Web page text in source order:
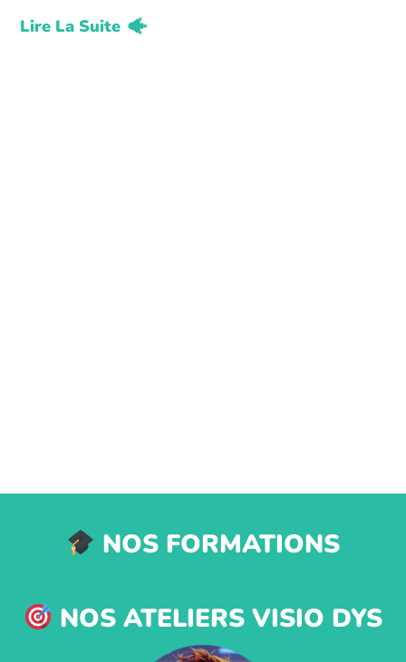
Lire La Suite
NOS FORMATIONS
NOS ATELIERS VISIO DYS